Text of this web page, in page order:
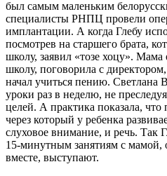
был самым маленьким
специалисты РНПЦ провели
имплантации. А когда Глебу
посмотрев на старшего брата,
школу, заявил «тозе хоцу».
школу, поговорила с
начал учиться пению. Светлана
уроки раз в неделю, не
целей. А практика показала,
через который у ребенка
слуховое внимание, и речь. Так
15-минутным занятиям с
вместе, выступают.